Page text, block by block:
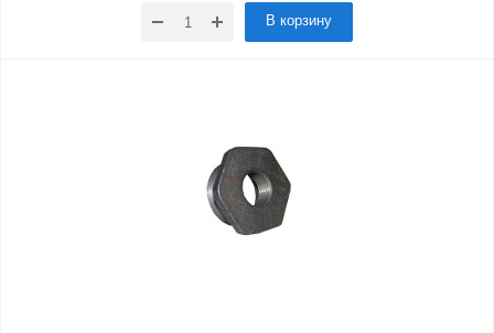
В корзину